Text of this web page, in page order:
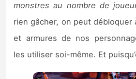
monstres au nombre de
rien gâcher, on peut débloquer
et armures de nos
les utiliser soi-même. Et